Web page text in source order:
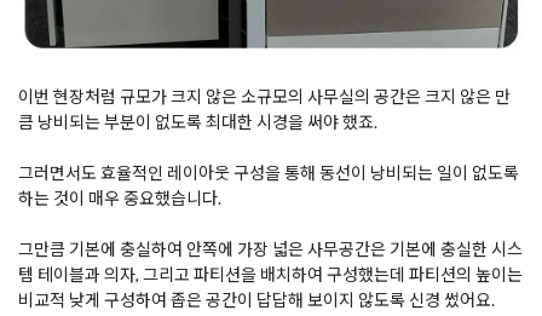
이번 현장처럼 규모가 크지 않은 소규모의 사무실의 공간은 크지 않은 만
큼 낭비되는 부분이 없도록 최대한 시경을 써야 했죠.
그러면서도 효율적인 레이아웃 구성을 통해 동선이 낭비되는 일이 없도록
하는 것이 매우 중요했습니다.
그만큼 기본에 충실하여 안쪽에 가장 넓은 사무공간은 기본에 충실한 시스
템 테이블과 의자, 그리고 파티션을 배치하여 구성했는데 파티션의 높이는
비교적 낮게 구성하여 좁은 공간이 답답해 보이지 않도록 신경 썼어요.